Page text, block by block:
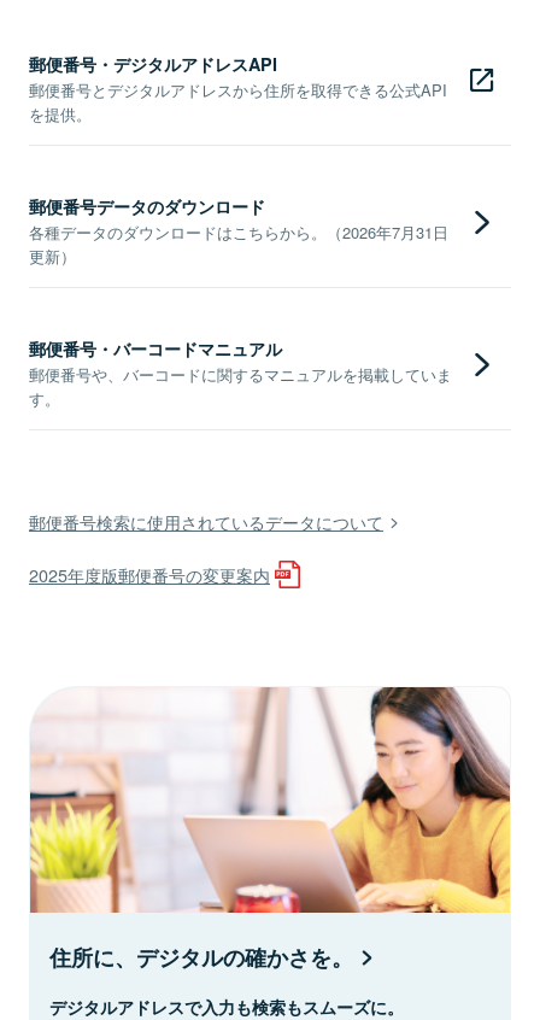
郵便番号・デジタルアドレスAPI
郵便番号とデジタルアドレスから住所を取得できる公式API
を提供。
郵便番号データのダウンロード
各種データのダウンロードはこちらから。（2026年7月31日
更新）
郵便番号・バーコードマニュアル
郵便番号や、バーコードに関するマニュアルを掲載していま
す。
郵便番号検索に使用されているデータについて
2025年度版郵便番号の変更案内
住所に、デジタルの確かさを。
デジタルアドレスで入力も検索もスムーズに。